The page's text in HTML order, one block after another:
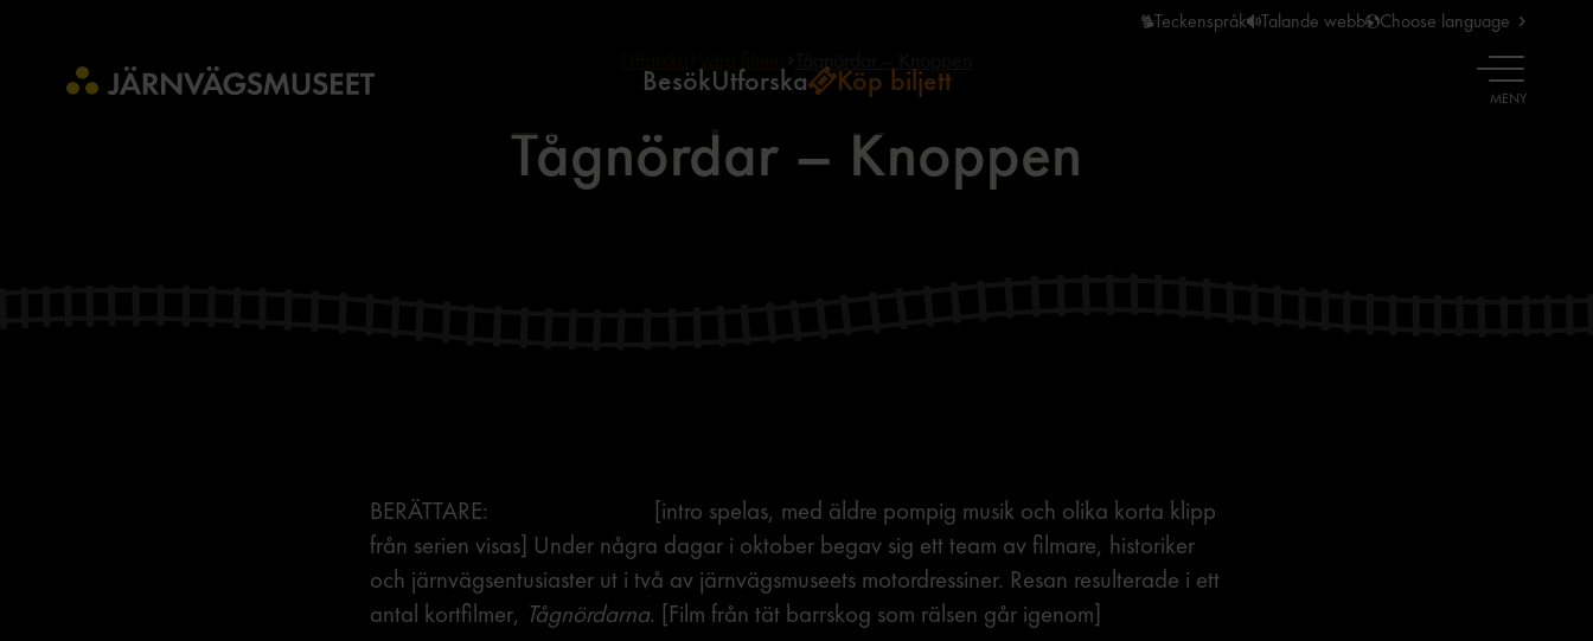
Teckenspråk Talande webb Choose language
BesökUtforska Köp biljett ÖPPNA
MENY
Tågnördar – Knoppen
Tågnördar – Knoppen
BERÄTTARE: [intro spelas, med äldre pompig musik och olika korta klipp
från serien visas] Under några dagar i oktober begav sig ett team av filmare, historiker
och järnvägsentusiaster ut i två av järnvägsmuseets motordressiner. Resan resulterade i ett
antal kortfilmer, Tågnördarna. [Film från tät barrskog som rälsen går igenom]